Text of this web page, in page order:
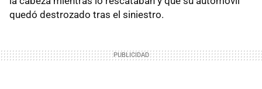
quedó destrozado tras el siniestro.